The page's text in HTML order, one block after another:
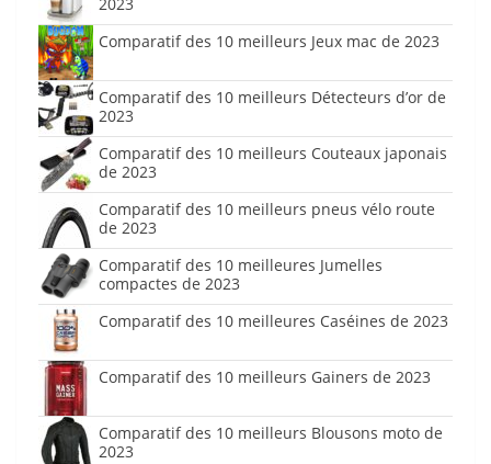
Comparatif des 10 meilleurs Jeux mac de 2023
Comparatif des 10 meilleurs Détecteurs d’or de
2023
Comparatif des 10 meilleurs Couteaux japonais
de 2023
Comparatif des 10 meilleurs pneus vélo route
de 2023
Comparatif des 10 meilleures Jumelles
compactes de 2023
Comparatif des 10 meilleures Caséines de 2023
Comparatif des 10 meilleurs Gainers de 2023
Comparatif des 10 meilleurs Blousons moto de
2023